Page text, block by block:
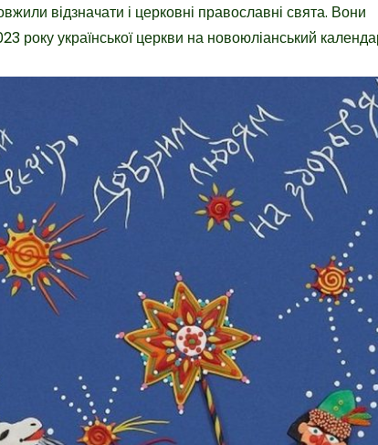
відзначати і церковні православні свята. Вони
року української церкви на новоюліанський